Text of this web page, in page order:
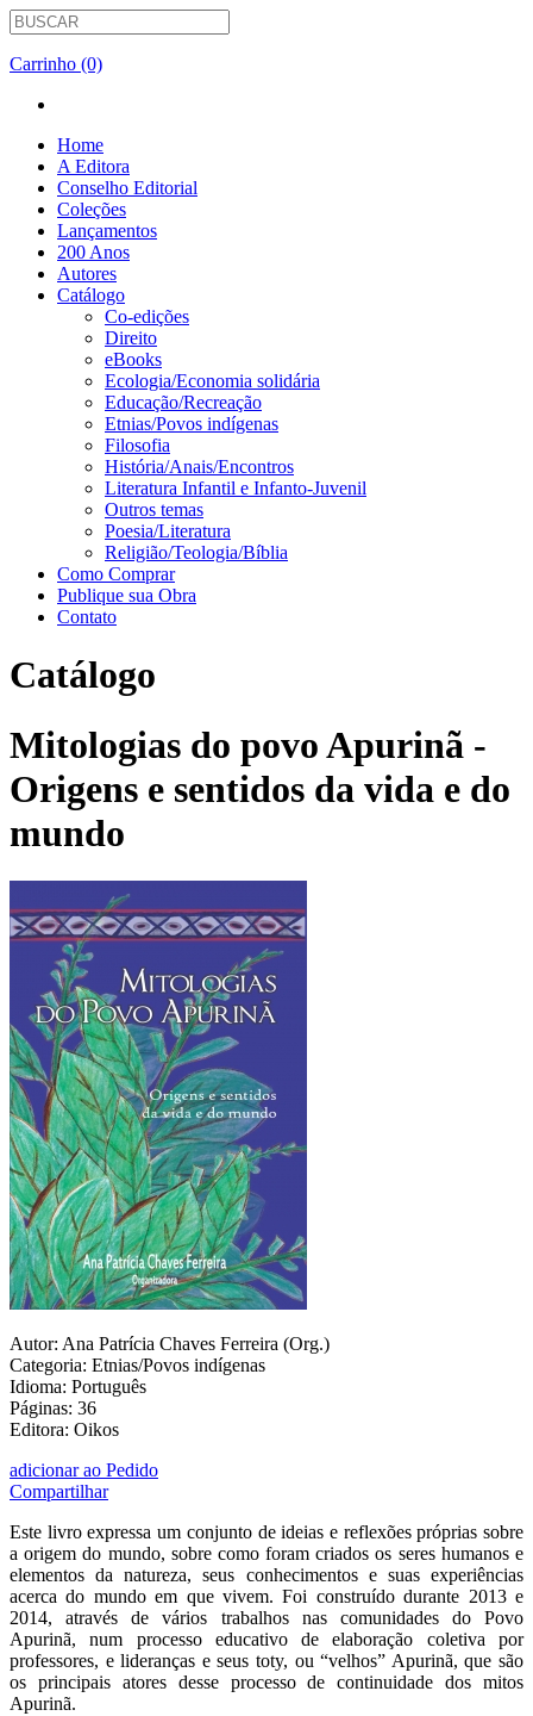
Carrinho (0)
Home
A Editora
Conselho Editorial
Coleções
Lançamentos
200 Anos
Autores
Catálogo
Co-edições
Direito
eBooks
Ecologia/Economia solidária
Educação/Recreação
Etnias/Povos indígenas
Filosofia
História/Anais/Encontros
Literatura Infantil e Infanto-Juvenil
Outros temas
Poesia/Literatura
Religião/Teologia/Bíblia
Como Comprar
Publique sua Obra
Contato
Catálogo
Mitologias do povo Apurinã -
Origens e sentidos da vida e do
mundo
Autor: Ana Patrícia Chaves Ferreira (Org.)
Categoria: Etnias/Povos indígenas
Idioma: Português
Páginas: 36
Editora: Oikos
adicionar ao Pedido
Compartilhar
Este livro expressa um conjunto de ideias e reflexões próprias sobre
a origem do mundo, sobre como foram criados os seres humanos e
elementos da natureza, seus conhecimentos e suas experiências
acerca do mundo em que vivem. Foi construído durante 2013 e
2014, através de vários trabalhos nas comunidades do Povo
Apurinã, num processo educativo de elaboração coletiva por
professores, e lideranças e seus toty, ou “velhos” Apurinã, que são
os principais atores desse processo de continuidade dos mitos
Apurinã.